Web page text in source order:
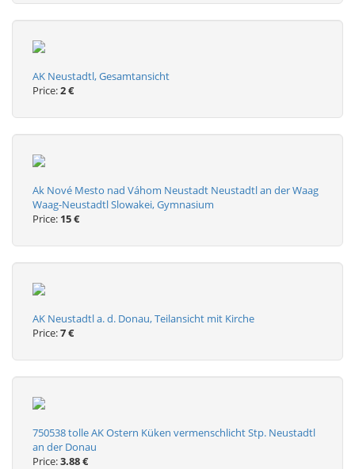
AK Neustadtl, Gesamtansicht
Price:2 €
Ak Nové Mesto nad Váhom Neustadt Neustadtl an der Waag
Waag-Neustadtl Slowakei, Gymnasium
Price: 15 €
AK Neustadtl a. d. Donau, Teilansicht mit Kirche
Price:7 €
750538 tolle AK Ostern Küken vermenschlicht Stp. Neustadtl
an der Donau
Price:3.88 €